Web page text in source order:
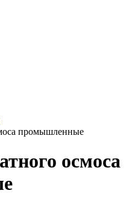
промышленные
осмоса